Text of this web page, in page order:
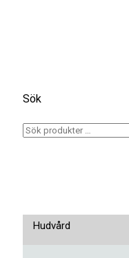
Sök
Hudvård